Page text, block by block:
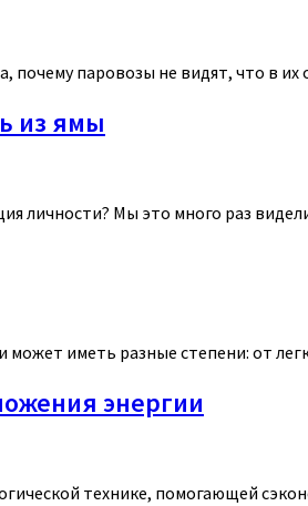
почему паровозы не видят, что в
из ямы
личности? Мы это много раз
может иметь разные степени: от
энергии
технике, помогающей